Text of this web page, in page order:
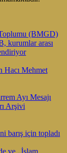
(BMGD)
kurumlar arası
Hacı Mehmet
Ayı Mesajı
Arşivi
barış için topladı
ve „İslam